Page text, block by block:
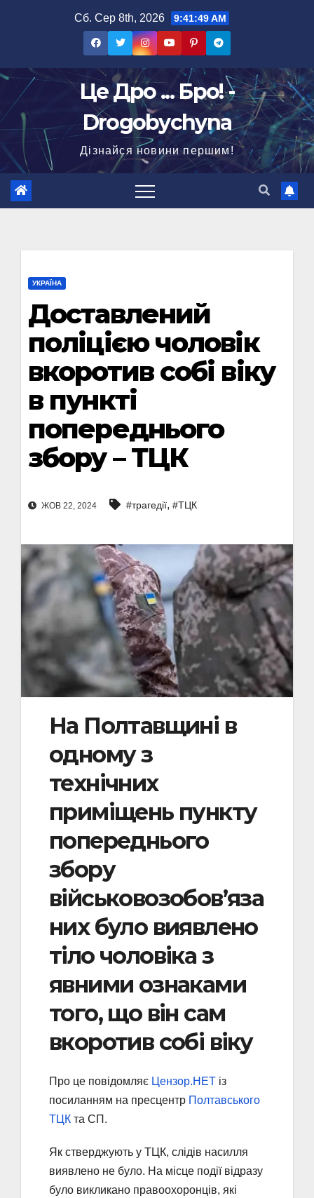
Сб. Сер 8th, 2026 9:41:50 AM
Це Дро ... Бро! -
Drogobychyna
Дізнайся новини першим!
УКРАЇНА
Доставлений
поліцією чоловік
вкоротив собі віку
в пункті
попереднього
збору – ТЦК
ЖОВ 22, 2024 #трагедії, #ТЦК
На Полтавщині в
одному з
технічних
приміщень пункту
попереднього
збору
військовозобов’яза
них було виявлено
тіло чоловіка з
явними ознаками
того, що він сам
вкоротив собі віку
Про це повідомляє Цензор.НЕТ із
посиланням на пресцентр Полтавського
ТЦК та СП.
Як стверджують у ТЦК, слідів насилля
виявлено не було. На місце події відразу
було викликано правоохоронців, які